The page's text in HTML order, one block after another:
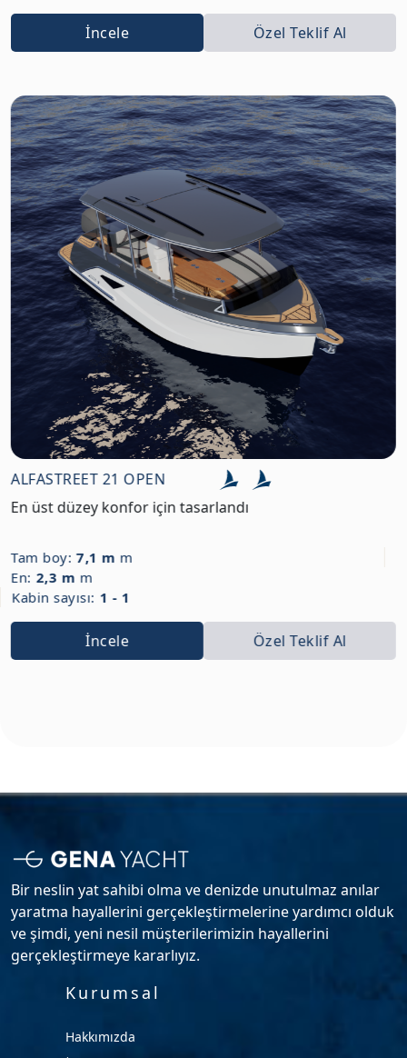
İncele Özel Teklif Al
ALFASTREET 21 OPEN
En üst düzey konfor için tasarlandı
Tam boy: 7,1 m m
En: 2,3 m m
Kabin sayısı: 1 - 1
İncele Özel Teklif Al
Bir neslin yat sahibi olma ve denizde unutulmaz anılar
yaratma hayallerini gerçekleştirmelerine yardımcı olduk
ve şimdi, yeni nesil müşterilerimizin hayallerini
gerçekleştirmeye kararlıyız.
Kurumsal
Hakkımızda